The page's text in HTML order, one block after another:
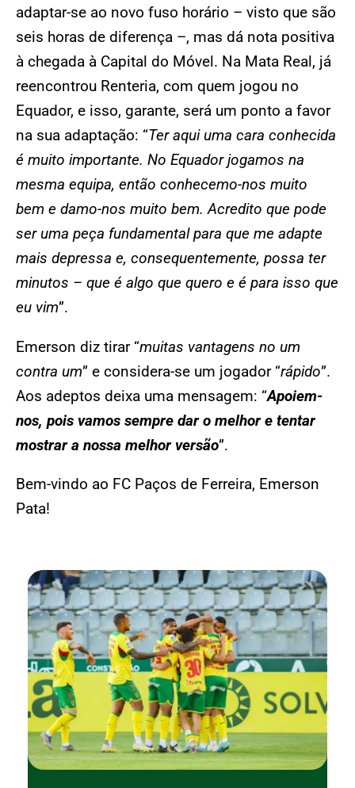
adaptar-se ao novo fuso horário – visto que são
seis horas de diferença –, mas dá nota positiva
à chegada à Capital do Móvel. Na Mata Real, já
reencontrou Renteria, com quem jogou no
Equador, e isso, garante, será um ponto a favor
na sua adaptação: “Ter aqui uma cara conhecida
é muito importante. No Equador jogamos na
mesma equipa, então conhecemo-nos muito
bem e damo-nos muito bem. Acredito que pode
ser uma peça fundamental para que me adapte
mais depressa e, consequentemente, possa ter
minutos – que é algo que quero e é para isso que
eu vim”.
Emerson diz tirar “muitas vantagens no um
contra um” e considera-se um jogador “rápido”.
Aos adeptos deixa uma mensagem: “Apoiem-
nos, pois vamos sempre dar o melhor e tentar
mostrar a nossa melhor versão”.
Bem-vindo ao FC Paços de Ferreira, Emerson
Pata!